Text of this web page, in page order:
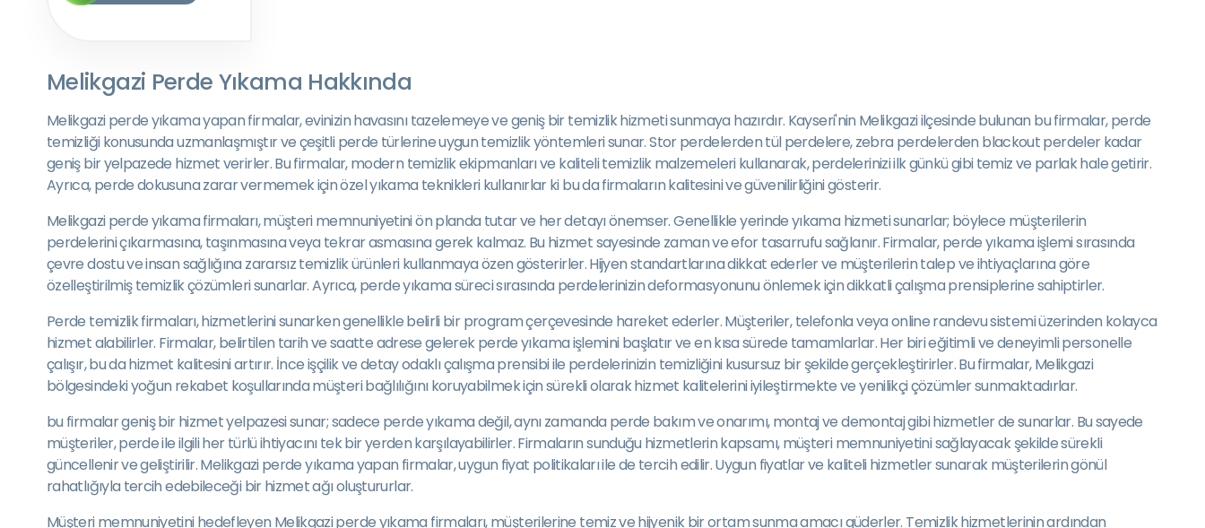
Melikgazi Perde Yıkama Hakkında
Melikgazi perde yıkama yapan firmalar, evinizin havasını tazelemeye ve geniş bir temizlik hizmeti sunmaya hazırdır. Kayseri'nin Melikgazi ilçesinde bulunan bu firmalar, perde
temizliği konusunda uzmanlaşmıştır ve çeşitli perde türlerine uygun temizlik yöntemleri sunar. Stor perdelerden tül perdelere, zebra perdelerden blackout perdeler kadar
geniş bir yelpazede hizmet verirler. Bu firmalar, modern temizlik ekipmanları ve kaliteli temizlik malzemeleri kullanarak, perdelerinizi ilk günkü gibi temiz ve parlak hale getirir.
Ayrıca, perde dokusuna zarar vermemek için özel yıkama teknikleri kullanırlar ki bu da firmaların kalitesini ve güvenilirliğini gösterir.
Melikgazi perde yıkama firmaları, müşteri memnuniyetini ön planda tutar ve her detayı önemser. Genellikle yerinde yıkama hizmeti sunarlar; böylece müşterilerin
perdelerini çıkarmasına, taşınmasına veya tekrar asmasına gerek kalmaz. Bu hizmet sayesinde zaman ve efor tasarrufu sağlanır. Firmalar, perde yıkama işlemi sırasında
çevre dostu ve insan sağlığına zararsız temizlik ürünleri kullanmaya özen gösterirler. Hijyen standartlarına dikkat ederler ve müşterilerin talep ve ihtiyaçlarına göre
özelleştirilmiş temizlik çözümleri sunarlar. Ayrıca, perde yıkama süreci sırasında perdelerinizin deformasyonunu önlemek için dikkatli çalışma prensiplerine sahiptirler.
Perde temizlik firmaları, hizmetlerini sunarken genellikle belirli bir program çerçevesinde hareket ederler. Müşteriler, telefonla veya online randevu sistemi üzerinden kolayca
hizmet alabilirler. Firmalar, belirtilen tarih ve saatte adrese gelerek perde yıkama işlemini başlatır ve en kısa sürede tamamlarlar. Her biri eğitimli ve deneyimli personelle
çalışır, bu da hizmet kalitesini artırır. İnce işçilik ve detay odaklı çalışma prensibi ile perdelerinizin temizliğini kusursuz bir şekilde gerçekleştirirler. Bu firmalar, Melikgazi
bölgesindeki yoğun rekabet koşullarında müşteri bağlılığını koruyabilmek için sürekli olarak hizmet kalitelerini iyileştirmekte ve yenilikçi çözümler sunmaktadırlar.
bu firmalar geniş bir hizmet yelpazesi sunar; sadece perde yıkama değil, aynı zamanda perde bakım ve onarımı, montaj ve demontaj gibi hizmetler de sunarlar. Bu sayede
müşteriler, perde ile ilgili her türlü ihtiyacını tek bir yerden karşılayabilirler. Firmaların sunduğu hizmetlerin kapsamı, müşteri memnuniyetini sağlayacak şekilde sürekli
güncellenir ve geliştirilir. Melikgazi perde yıkama yapan firmalar, uygun fiyat politikaları ile de tercih edilir. Uygun fiyatlar ve kaliteli hizmetler sunarak müşterilerin gönül
rahatlığıyla tercih edebileceği bir hizmet ağı oluştururlar.
Müşteri memnuniyetini hedefleyen Melikgazi perde yıkama firmaları, müşterilerine temiz ve hijyenik bir ortam sunma amacı güderler. Temizlik hizmetlerinin ardından